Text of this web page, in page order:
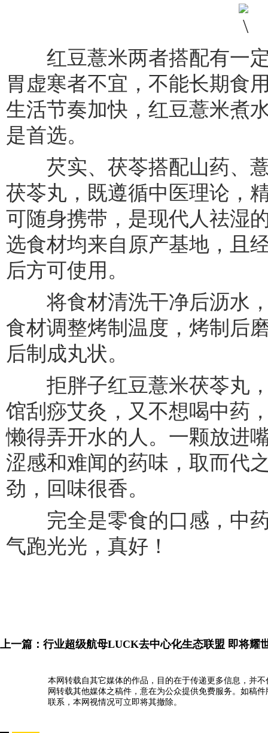
红豆薏米两者搭配有一定
胃虚寒者不宜，不能长期食
生活节奏加快，红豆薏米煮
是首选。
芡实、茯苓搭配山药、薏
茯苓丸，既遵循中医理论，
可随身携带，是现代人祛湿
选食材均来自原产基地，且
后方可使用。
将食材清洗干净后沥水，
食材调整烤制温度，烤制后
后制成丸状。
拒胖子红豆薏米茯苓丸，
馆刮痧艾灸，又不想喝中药
懒得弄开水的人。一颗放进
涩感和难闻的药味，取而代
劲，回味很香。
完全是零食的口感，中药
气跑光光，真好！
上一篇： 行业超级航母LUCK去中心化生态联盟 即将耀
本网转载自其它媒体的作品，目的在于传递更多信息，并
网转载其他媒体之稿件，意在为公众提供免费服务。如稿
联系，本网视情况可立即将其撤除。